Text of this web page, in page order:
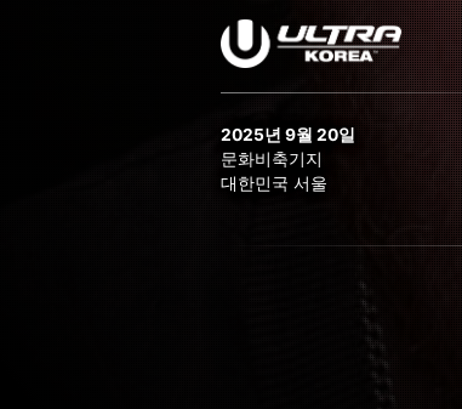
2025년 9월 20일
문화비축기지
대한민국 서울